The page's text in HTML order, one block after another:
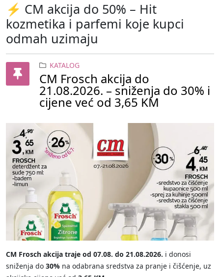
⚡ CM akcija do 50% – Hit
kozmetika i parfemi koje kupci
odmah uzimaju
KATALOG
CM Frosch akcija do
21.08.2026. – sniženja do 30% i
cijene već od 3,65 KM
CM Frosch akcija traje od 07.08. do 21.08.2026. i donosi
sniženja do 30% na odabrana sredstva za pranje i čišćenje, uz